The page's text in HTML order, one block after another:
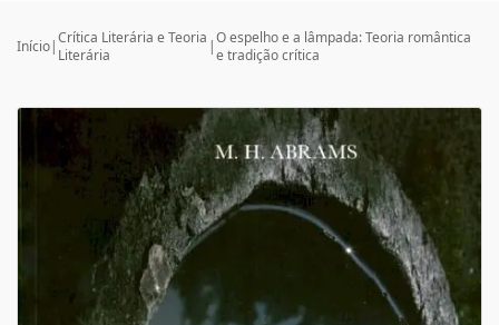
Início|Crítica Literária e Teoria
Literária
|O espelho e a lâmpada: Teoria romântica
e tradição crítica